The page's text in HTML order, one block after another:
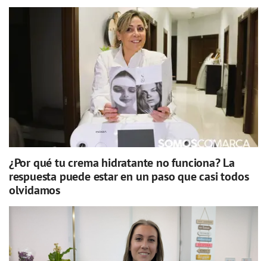
¿Por qué tu crema hidratante no funciona? La
respuesta puede estar en un paso que casi todos
olvidamos